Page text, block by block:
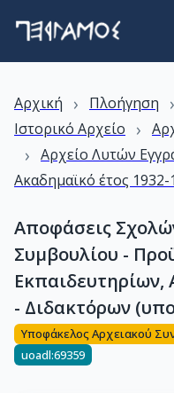
Αρχική › Πλοήγηση ›
Ιστορικό Αρχείο ›
› Αρχείο Λυτών
Ακαδημαϊκό έτος 1932-
Αποφάσεις
Συμβουλίου -
Εκπαιδευτηρίων,
- Διδακτόρων
Υποφάκελος Αρχειακού
uoadl:69359